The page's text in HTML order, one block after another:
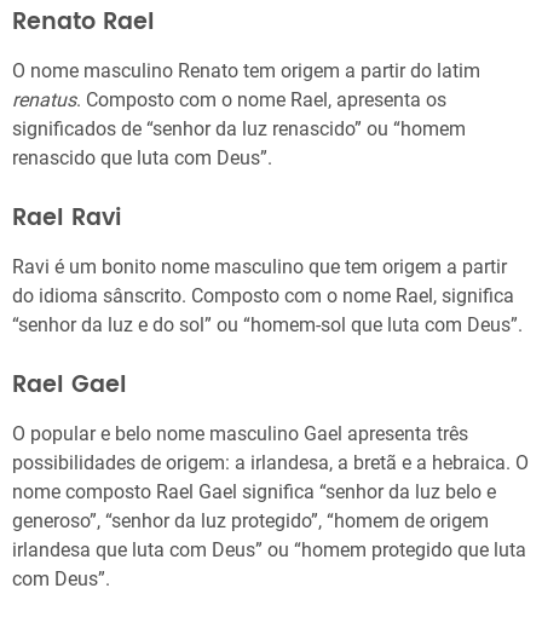
Renato Rael
O nome masculino Renato tem origem a partir do latim
renatus. Composto com o nome Rael, apresenta os
significados de “senhor da luz renascido” ou “homem
renascido que luta com Deus”.
Rael Ravi
Ravi é um bonito nome masculino que tem origem a partir
do idioma sânscrito. Composto com o nome Rael, significa
“senhor da luz e do sol” ou “homem-sol que luta com Deus”.
Rael Gael
O popular e belo nome masculino Gael apresenta três
possibilidades de origem: a irlandesa, a bretã e a hebraica. O
nome composto Rael Gael significa “senhor da luz belo e
generoso”, “senhor da luz protegido”, “homem de origem
irlandesa que luta com Deus” ou “homem protegido que luta
com Deus”.